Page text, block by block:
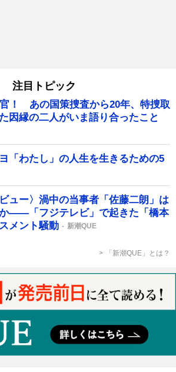
注目トピック
！ あの国策捜査から20年、特捜取
因縁の二人がいま語り合ったこと
「わたし」の人生を生きるための5
ュー〉渦中の当事者「佐藤二朗」は
――「フジテレビ」で起きた「橋本
メント騒動
新潮QUE
「新潮QUE」とは？